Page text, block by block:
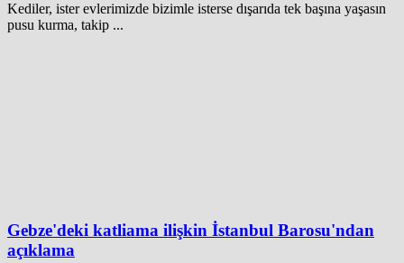
Kediler, ister evlerimizde bizimle isterse dışarıda tek başına yaşasın
pusu kurma, takip ...
Gebze'deki katliama ilişkin İstanbul Barosu'ndan
açıklama